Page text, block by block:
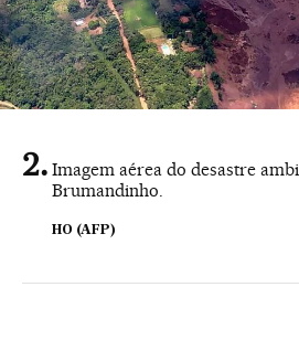
Imagem aérea do desastre
Brumandinho.
HO (AFP)